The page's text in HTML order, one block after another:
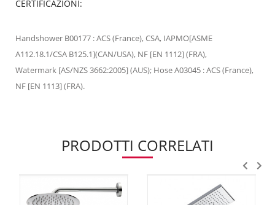
CERTIFICAZIONI:
Handshower B00177 : ACS (France), CSA, IAPMO[ASME
A112.18.1/CSA B125.1](CAN/USA), NF [EN 1112] (FRA),
Watermark [AS/NZS 3662:2005] (AUS); Hose A03045 : ACS (France),
NF [EN 1113] (FRA).
PRODOTTI CORRELATI